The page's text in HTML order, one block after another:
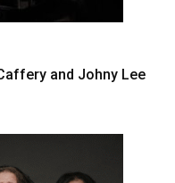
and Johny Lee